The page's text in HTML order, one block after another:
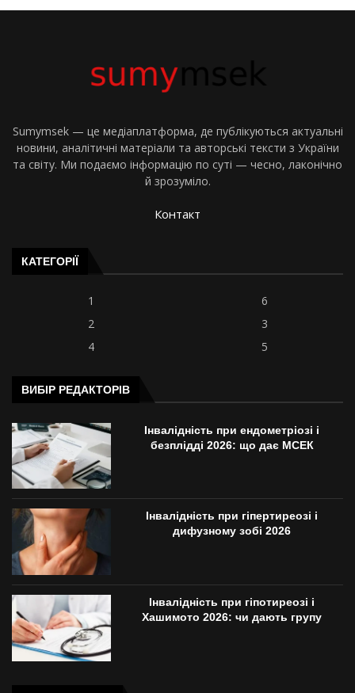
Sumymsek — це медіаплатформа, де публікуються актуальні
новини, аналітичні матеріали та авторські тексти з України
та світу. Ми подаємо інформацію по суті — чесно, лаконічно
й зрозуміло.
Контакт
КАТЕГОРІЇ
1
6
2
3
4
5
ВИБІР РЕДАКТОРІВ
Інвалідність при ендометріозі і
безплідді 2026: що дає МСЕК
Інвалідність при гіпертиреозі і
дифузному зобі 2026
Інвалідність при гіпотиреозі і
Хашимото 2026: чи дають групу